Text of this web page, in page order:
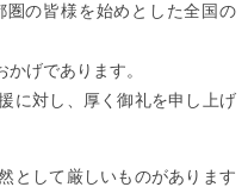
の皆様を始めとした全国の
げであります。
に対し、厚く御礼を申し上げ
として厳しいものがあります